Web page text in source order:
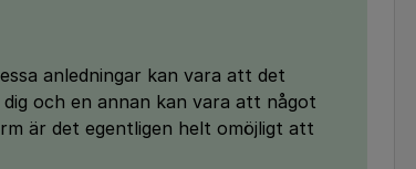
anledningar kan vara att det
och en annan kan vara att något
är det egentligen helt omöjligt att